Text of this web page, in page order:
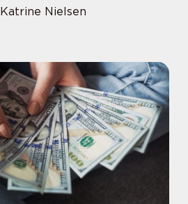
Katrine Nielsen